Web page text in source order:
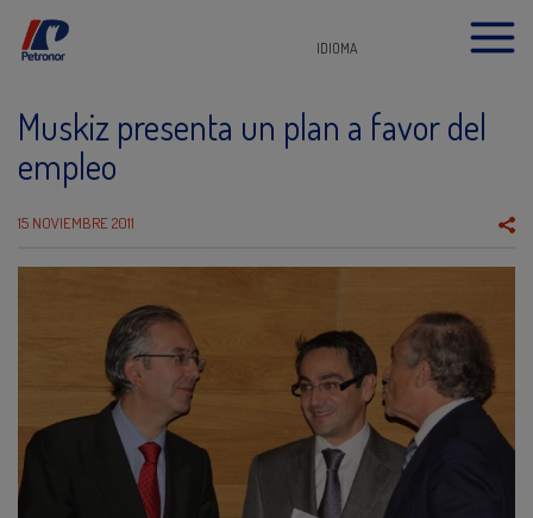
IDIOMA
Muskiz presenta un plan a favor del
empleo
15 NOVIEMBRE 2011